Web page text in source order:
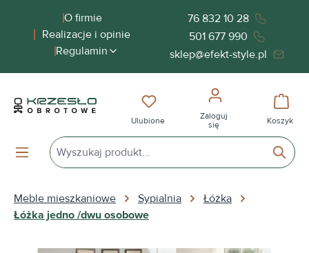
zawartościO firmie
Realizacje i opinie
Regulamin
76 832 10 28
501 677 990
sklep@efekt-style.pl
Masz 0 przedmioty na liście
Ulubione
Zaloguj
się
Koszyk
Meble mieszkaniowe Sypialnia
Łóżka
Łóżka jedno /dwu osobowe